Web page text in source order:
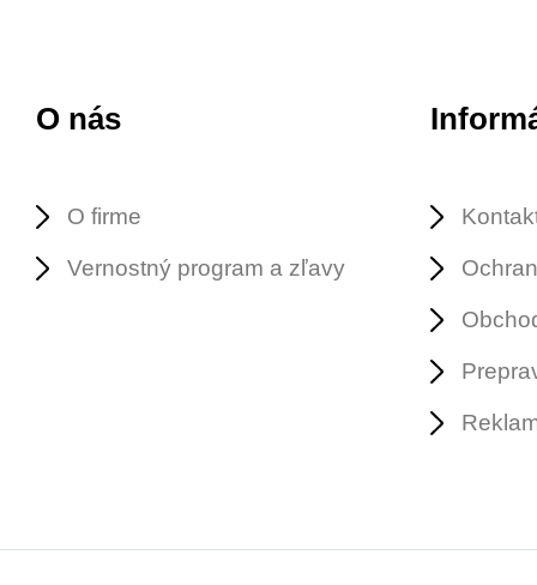
O nás
O firme
Vernostný program a zľavy